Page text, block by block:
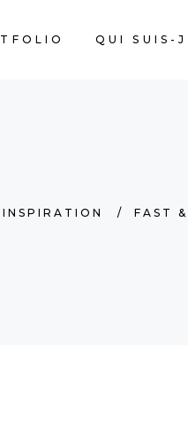
QUI SUIS-
INSPIRATION / FAST